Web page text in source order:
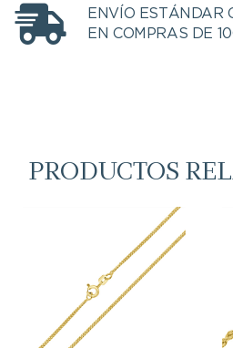
ENVÍO ESTÁNDAR
EN COMPRAS DE
PRODUCTOS